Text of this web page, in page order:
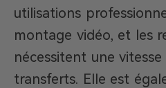
utilisations
montage vidéo, et les
nécessitent une
transferts. Elle est